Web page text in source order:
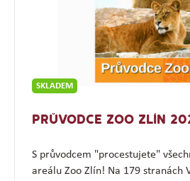
SKLADEM
PRŮVODCE ZOO ZLÍN
S průvodcem "procestujete"
areálu Zoo Zlín! Na 179 stranách